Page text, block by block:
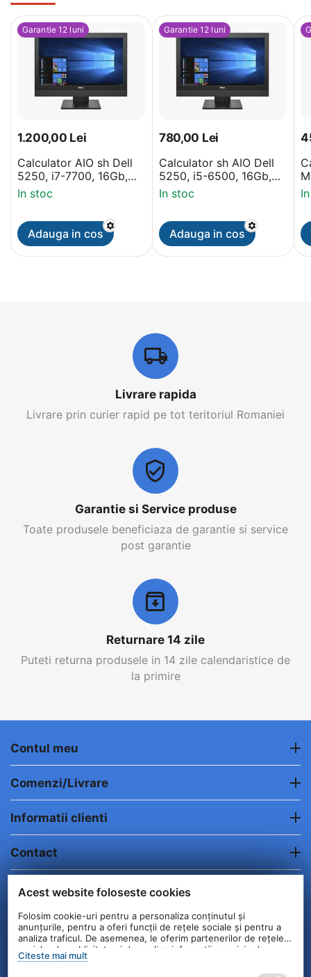
Garantie 12 luni
1.200,00 Lei
Calculator AIO sh Dell
5250, i7-7700, 16Gb,
240Gb SSD, Grad A-
Display 21.5 inch,
In stoc
Adauga in cos
Garantie 12 luni
780,00 Lei
Calculator sh AIO Dell
5250, i5-6500, 16Gb,
SSD 240Gb, Grad A-
Display, 21.5 Full HD
In stoc
Adauga in cos
Livrare rapida
Livrare prin curier rapid pe tot teritoriul Romaniei
Garantie si Service produse
Toate produsele beneficiaza de garantie si service
post garantie
Returnare 14 zile
Puteti returna produsele in 14 zile calendaristice de
la primire
Contul meu
Comenzi/Livrare
Informatii clienti
Contact
© 2004 - 2026 Unick International. Instalat si
Acest website foloseste cookies
Folosim cookie-uri pentru a personaliza conținutul și
anunțurile, pentru a oferi funcții de rețele sociale și pentru a
analiza traficul. De asemenea, le oferim partenerilor de rețele
sociale, de publicitate și de analize informații cu privire la
modul în care folosiți site-ul nostru. Aceștia le pot combina cu
Citeste mai mult